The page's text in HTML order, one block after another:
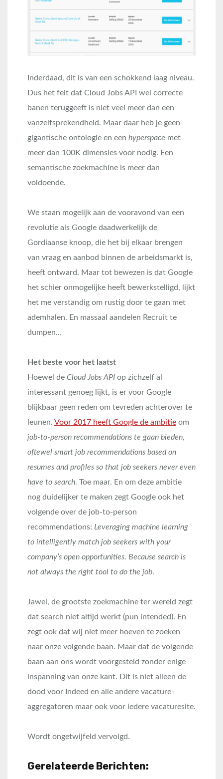
Inderdaad, dit is van een schokkend laag niveau.
Dus het feit dat Cloud Jobs API wel correcte
banen teruggeeft is niet veel meer dan een
vanzelfsprekendheid. Maar daar heb je geen
gigantische ontologie en een hyperspace met
meer dan 100K dimensies voor nodig. Een
semantische zoekmachine is meer dan
voldoende.
We staan mogelijk aan de vooravond van een
revolutie als Google daadwerkelijk de
Gordiaanse knoop, die het bij elkaar brengen
van vraag en aanbod binnen de arbeidsmarkt is,
heeft ontward. Maar tot bewezen is dat Google
het schier onmogelijke heeft bewerkstelligd, lijkt
het me verstandig om rustig door te gaan met
ademhalen. En massaal aandelen Recruit te
dumpen…
Het beste voor het laatst
Hoewel de Cloud Jobs API op zichzelf al
interessant genoeg lijkt, is er voor Google
blijkbaar geen reden om tevreden achterover te
leunen. Voor 2017 heeft Google de ambitie om
job-to-person recommendations te gaan bieden,
oftewel smart job recommendations based on
resumes and profiles so that job seekers never even
have to search. Toe maar. En om deze ambitie
nog duidelijker te maken zegt Google ook het
volgende over de job-to-person
recommendations: Leveraging machine learning
to intelligently match job seekers with your
company’s open opportunities. Because search is
not always the right tool to do the job.
Jawel, de grootste zoekmachine ter wereld zegt
dat search niet altijd werkt (pun intended). En
zegt ook dat wij niet meer hoeven te zoeken
naar onze volgende baan. Maar dat de volgende
baan aan ons wordt voorgesteld zonder enige
inspanning van onze kant. Dit is niet alleen de
dood voor Indeed en alle andere vacature-
aggregatoren maar ook voor iedere vacaturesite.
Wordt ongetwijfeld vervolgd.
Gerelateerde Berichten: